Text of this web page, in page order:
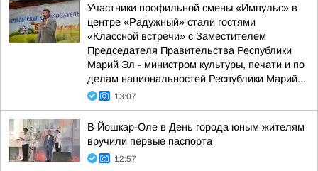
Участники профильной смены «Импульс» в
центре «Радужный» стали гостями
«Классной встречи» с Заместителем
Председателя Правительства Республики
Марий Эл - министром культуры, печати и по
делам национальностей Республики Марий...
13:07
В Йошкар-Оле в День города юным жителям
вручили первые паспорта
12:57